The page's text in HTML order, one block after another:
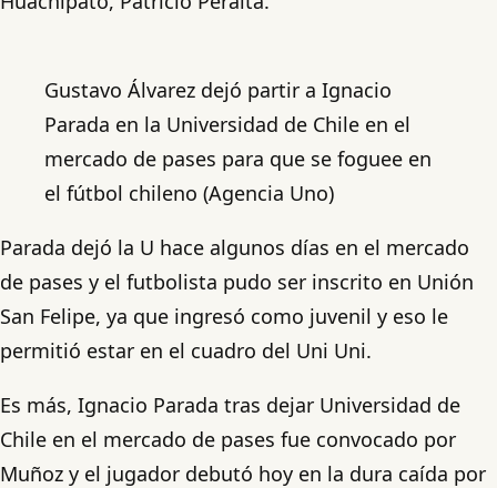
Gustavo Álvarez dejó partir a Ignacio
Parada en la Universidad de Chile en el
mercado de pases para que se foguee en
el fútbol chileno (Agencia Uno)
Parada dejó la U hace algunos días en el mercado
de pases y el futbolista pudo ser inscrito en Unión
San Felipe, ya que ingresó como juvenil y eso le
permitió estar en el cuadro del Uni Uni.
Es más, Ignacio Parada tras dejar Universidad de
Chile en el mercado de pases fue convocado por
Muñoz y el jugador debutó hoy en la dura caída por